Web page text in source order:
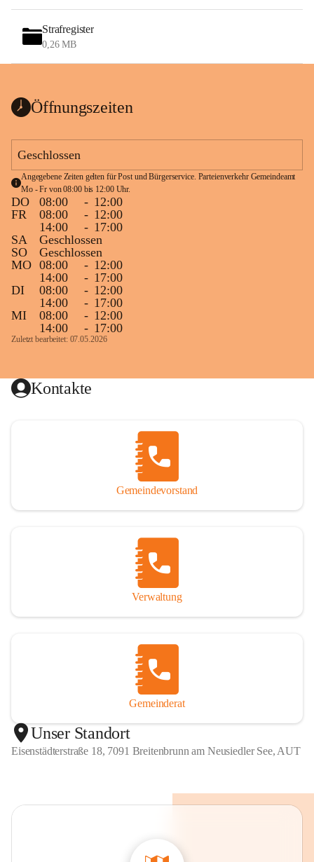
Strafregister
0,26 MB
Öffnungszeiten
Geschlossen
Angegebene Zeiten gelten für Post und Bürgerservice. Parteienverkehr Gemeindeamt
Mo - Fr von 08:00 bis 12:00 Uhr.
DO 08:00 - 12:00
FR
08:00 - 12:00
14:00
- 17:00
SA
Geschlossen
SO
Geschlossen
MO 08:00 - 12:00
14:00
- 17:00
DI
08:00 - 12:00
14:00
- 17:00
MI
08:00 - 12:00
14:00
- 17:00
Zuletzt bearbeitet: 07.05.2026
Kontakte
Gemeindevorstand
Verwaltung
Gemeinderat
Unser Standort
Eisenstädterstraße 18, 7091 Breitenbrunn am Neusiedler See, AUT